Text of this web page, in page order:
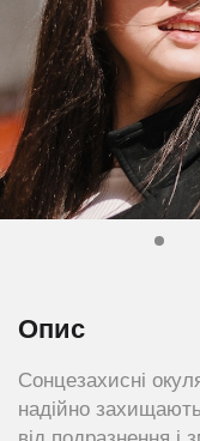
Опис
Сонцезахисні
надійно захищають